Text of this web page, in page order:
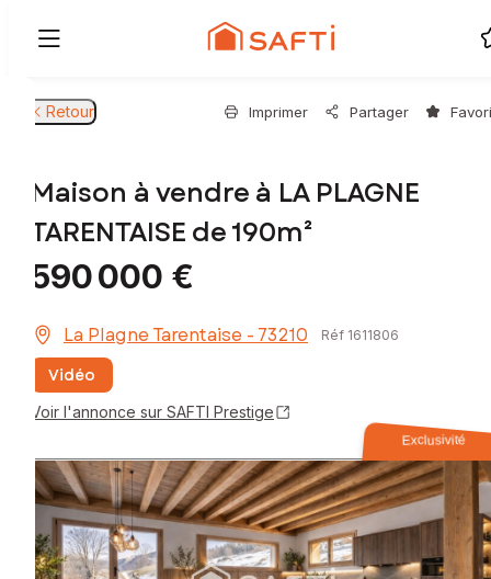
Retour Imprimer Partager
Maison à vendre à LA PLAGNE
TARENTAISE de 190m²
590 000 €
La Plagne Tarentaise - 73210 Réf 1611806
Vidéo
Voir l'annonce sur SAFTI Prestige
Exclusivité